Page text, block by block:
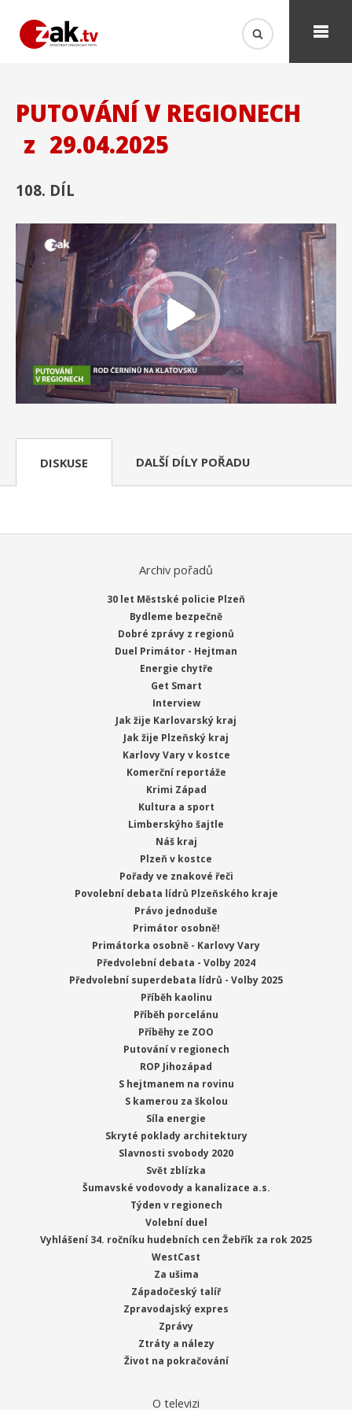
PUTOVÁNÍ V REGIONECH
z 29.04.2025
108. DÍL
DISKUSE DALŠÍ DÍLY POŘADU
Archiv pořadů
30 let Městské policie Plzeň
Bydleme bezpečně
Dobré zprávy z regionů
Duel Primátor - Hejtman
Energie chytře
Get Smart
Interview
Jak žije Karlovarský kraj
Jak žije Plzeňský kraj
Karlovy Vary v kostce
Komerční reportáže
Krimi Západ
Kultura a sport
Limberskýho šajtle
Náš kraj
Plzeň v kostce
Pořady ve znakové řeči
Povolební debata lídrů Plzeňského kraje
Právo jednoduše
Primátor osobně!
Primátorka osobně - Karlovy Vary
Předvolební debata - Volby 2024
Předvolební superdebata lídrů - Volby 2025
Příběh kaolinu
Příběh porcelánu
Příběhy ze ZOO
Putování v regionech
ROP Jihozápad
S hejtmanem na rovinu
S kamerou za školou
Síla energie
Skryté poklady architektury
Slavnosti svobody 2020
Svět zblízka
Šumavské vodovody a kanalizace a.s.
Týden v regionech
Volební duel
Vyhlášení 34. ročníku hudebních cen Žebřík za rok 2025
WestCast
Za ušima
Západočeský talíř
Zpravodajský expres
Zprávy
Ztráty a nálezy
Život na pokračování
O televizi